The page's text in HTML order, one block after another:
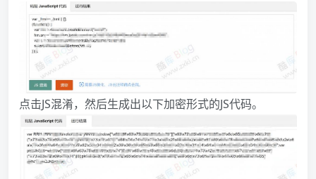
点击JS混淆，然后生成出以下加密形式的JS代码。